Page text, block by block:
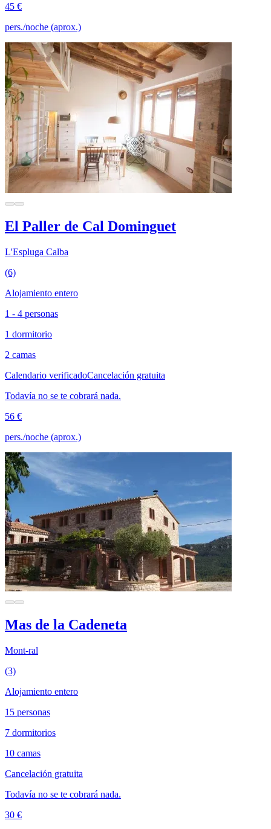
45 €
pers./noche (aprox.)
El Paller de Cal Dominguet
L'Espluga Calba
(6)
Alojamiento entero
1 - 4 personas
1 dormitorio
2 camas
Calendario verificadoCancelación gratuita
Todavía no se te cobrará nada.
56 €
pers./noche (aprox.)
Mas de la Cadeneta
Mont-ral
(3)
Alojamiento entero
15 personas
7 dormitorios
10 camas
Cancelación gratuita
Todavía no se te cobrará nada.
30 €